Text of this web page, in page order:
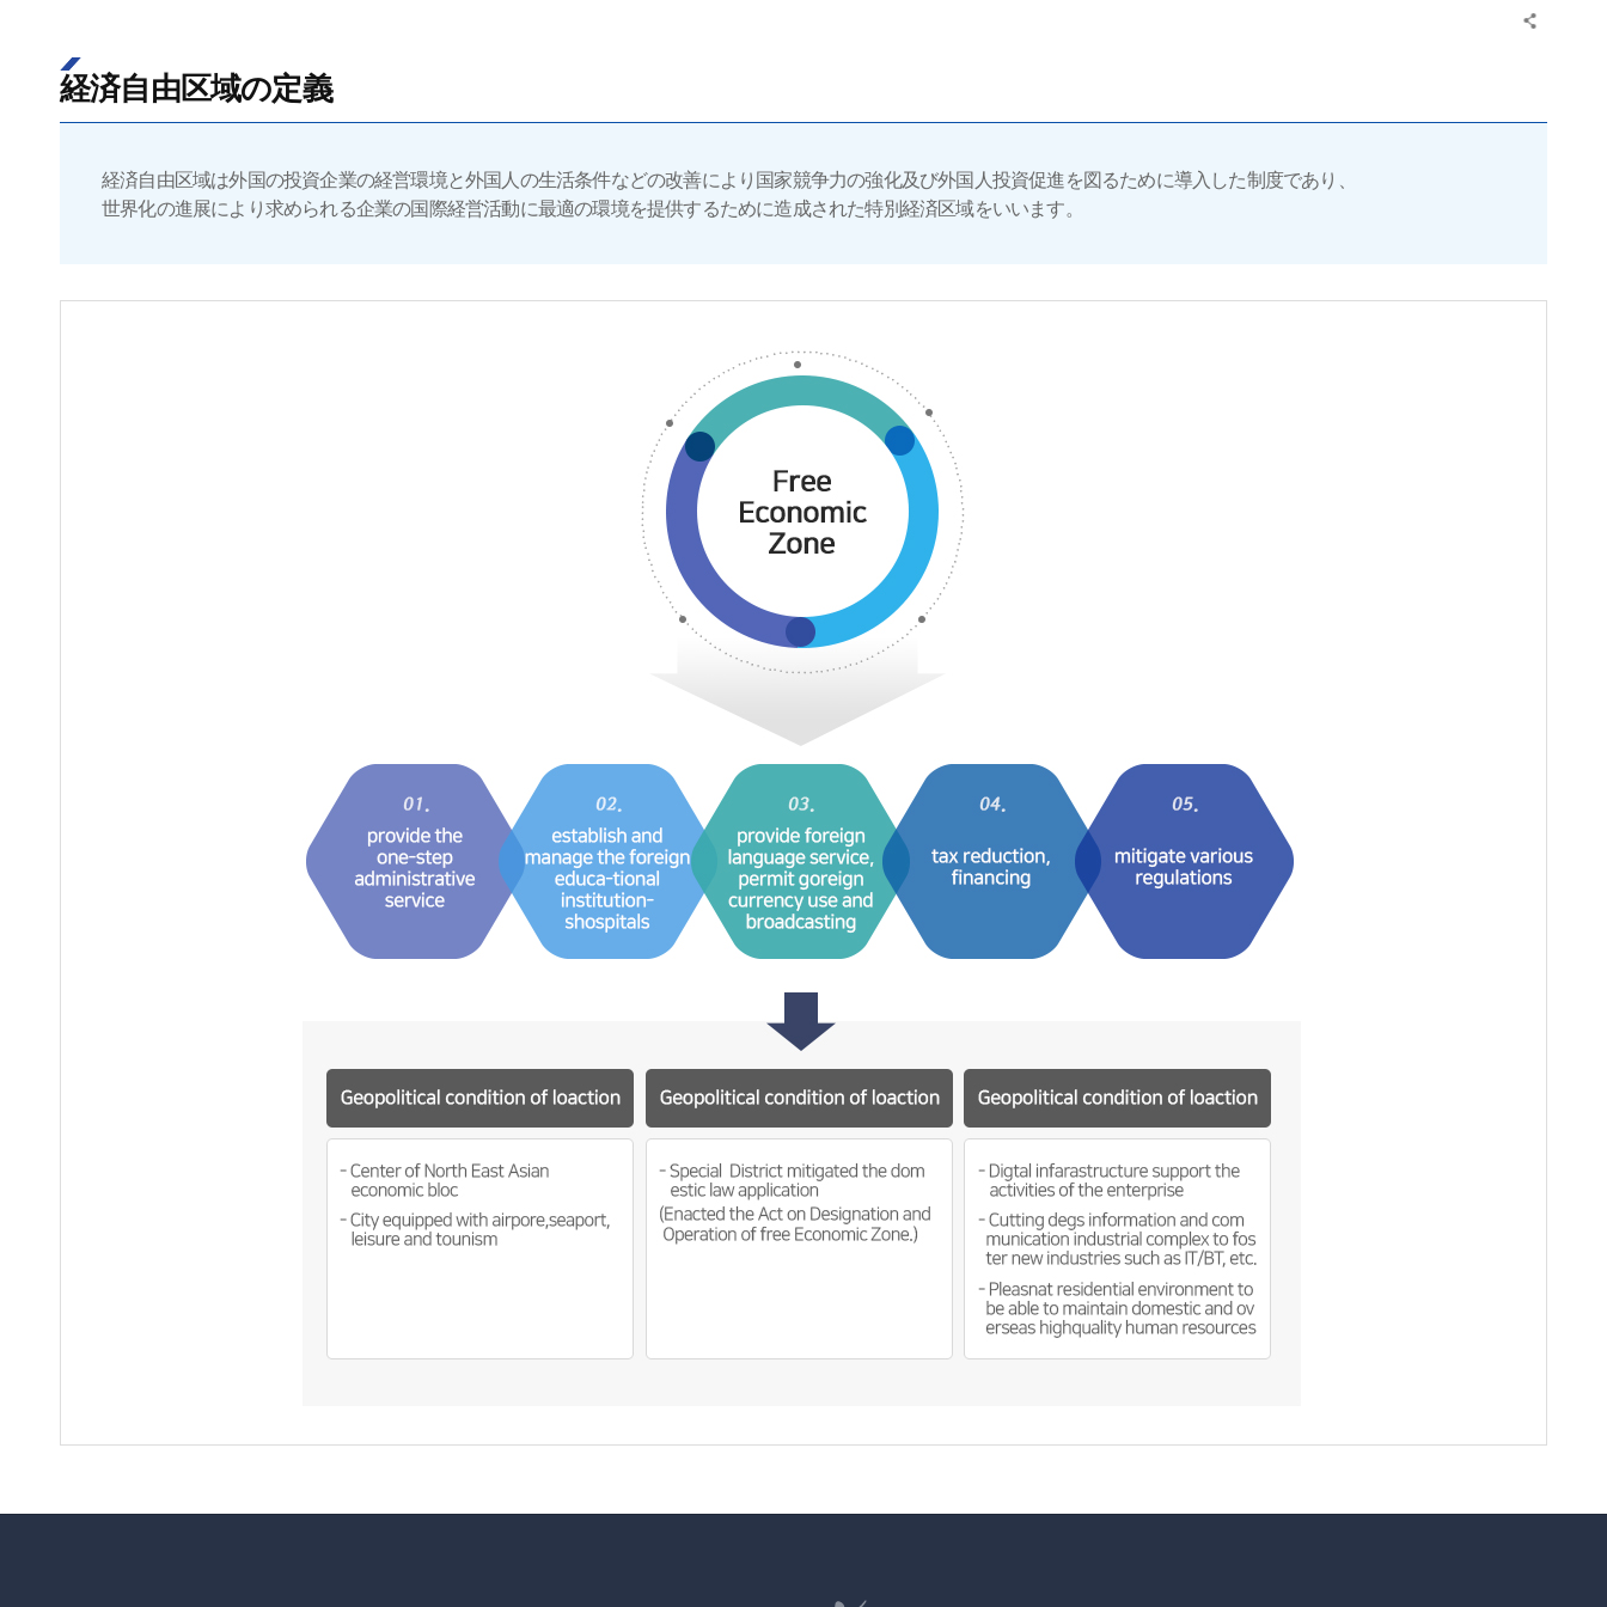
経済自由区域の定義
経済自由区域は外国の投資企業の経営環境と外国人の生活条件などの改善により国家競争力の強化及び外国人投資促進を図るために導入した制度であり、
世界化の進展により求められる企業の国際経営活動に最適の環境を提供するために造成された特別経済区域をいいます。